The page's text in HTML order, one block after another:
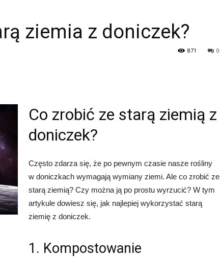
ziemia z doniczek?
0
871
Co zrobić ze starą ziemią z
doniczek?
Często zdarza się, że po pewnym czasie nasze rośliny
w doniczkach wymagają wymiany ziemi. Ale co zrobić ze
starą ziemią? Czy można ją po prostu wyrzucić? W tym
artykule dowiesz się, jak najlepiej wykorzystać starą
ziemię z doniczek.
1. Kompostowanie